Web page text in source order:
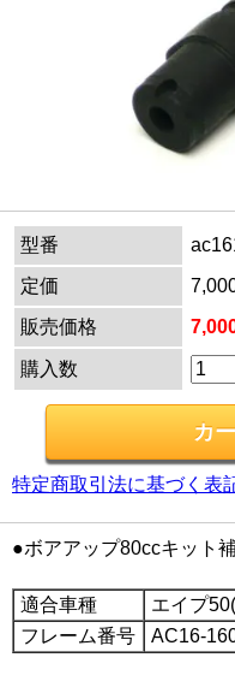
型番
定価
販売価格
購入数
特定商取引法に基づく表
●ボアアップ80ccキット
適合車種
エイプ
フレーム番号
AC16-